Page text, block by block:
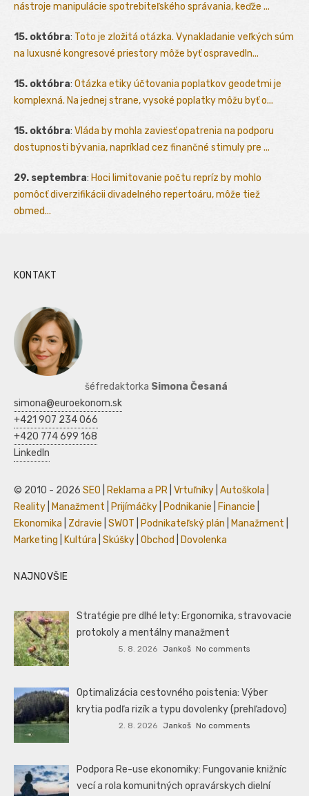
nástroje manipulácie spotrebiteľského správania, keďže ...
15. októbra: Toto je zložitá otázka. Vynakladanie veľkých súm
na luxusné kongresové priestory môže byť ospravedln...
15. októbra: Otázka etiky účtovania poplatkov geodetmi je
komplexná. Na jednej strane, vysoké poplatky môžu byť o...
15. októbra: Vláda by mohla zaviesť opatrenia na podporu
dostupnosti bývania, napríklad cez finančné stimuly pre ...
29. septembra: Hoci limitovanie počtu repríz by mohlo
pomôcť diverzifikácii divadelného repertoáru, môže tiež
obmed...
KONTAKT
šéfredaktorka Simona Česaná
simona@euroekonom.sk
+421 907 234 066
+420 774 699 168
LinkedIn
© 2010 - 2026 SEO Reklama a PR Vrtuľníky Autoškola
Reality
Manažment Prijímáčky Podnikanie Financie
Ekonomika
Zdravie SWOT Podnikateľský plán Manažment
Marketing
Kultúra Skúšky Obchod Dovolenka
NAJNOVŠIE
Stratégie pre dlhé lety: Ergonomika, stravovacie
protokoly a mentálny manažment
5. 8. 2026 Jankoš No comments
Optimalizácia cestovného poistenia: Výber
krytia podľa rizík a typu dovolenky (prehľadovo)
2. 8. 2026 Jankoš No comments
Podpora Re-use ekonomiky: Fungovanie knižníc
vecí a rola komunitných opravárskych dielní